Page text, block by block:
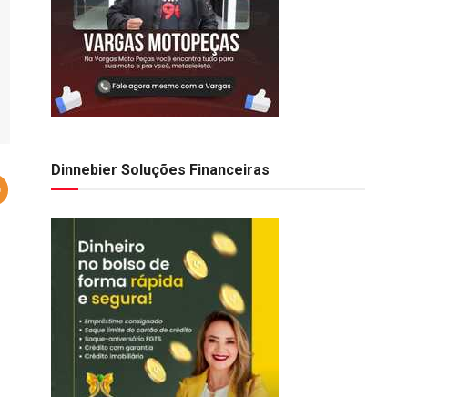
Dinnebier Soluções Financeiras